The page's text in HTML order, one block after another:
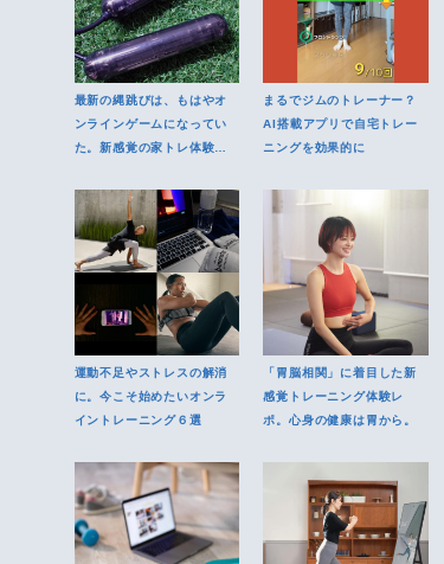
最新の縄跳びは、もはやオ
ンラインゲームになってい
た。新感覚の家トレ体験レ
まるでジムのトレーナー？
AI搭載アプリで自宅トレー
ニングを効果的に
運動不足やストレスの解消
に。今こそ始めたいオンラ
イントレーニング６選
「胃脳相関」に着目した新
感覚トレーニング体験レ
ポ。心身の健康は胃から。